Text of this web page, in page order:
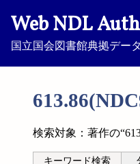
Web NDL
国立国会図書館典拠デー
検索対象：著作の
キーワード検索